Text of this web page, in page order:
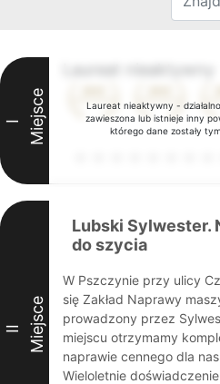
Laureat nieaktywny -
zawieszona lub istnieje inny
którego dane zostały
I Miejsce
II Miejsce
Lubski Sylwester.
do szycia
W Pszczynie przy ulicy
się Zakład Naprawy
prowadzony przez
miejscu otrzymamy
naprawie cennego dla
Wieloletnie doświadczenie